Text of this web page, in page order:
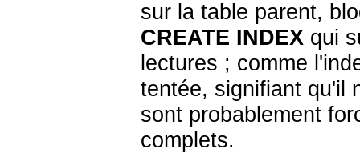
sur la table parent,
CREATE INDEX qui
lectures ; comme
tentée, signifiant qu'il
sont probablement
complets.